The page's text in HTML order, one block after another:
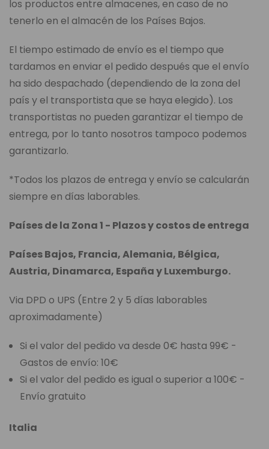
los productos entre almacenes, en caso de no
tenerlo en el almacén de los Países Bajos.
El tiempo estimado de envío es el tiempo que
tardamos en enviar el pedido después que el envío
ha sido despachado (dependiendo de la zona del
país y el transportista que se haya elegido). Los
transportistas no pueden garantizar el tiempo de
entrega, por lo tanto nosotros tampoco podemos
garantizarlo.
*Todos los plazos de entrega y envío se calcularán
siempre en días laborables.
Países de la Zona 1 - Plazos y costos de entrega
Países Bajos, Francia, Alemania, Bélgica,
Austria, Dinamarca, España y Luxemburgo.
Via DPD o UPS (Entre 2 y 5 días laborables
aproximadamente)
Si el valor del pedido va desde 0€ hasta 99€ -
Gastos de envío: 10€
Si el valor del pedido es igual o superior a 100€ -
Envío gratuito
Italia